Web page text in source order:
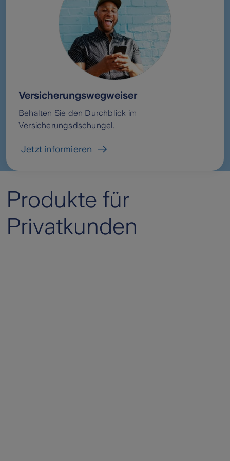
Versicherungswegweiser
Behalten Sie den Durchblick im
Versicherungsdschungel.
Jetzt informieren
Produkte für
Privatkunden